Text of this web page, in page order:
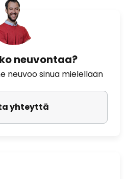
neuvontaa?
neuvoo sinua mielellään
yhteyttä